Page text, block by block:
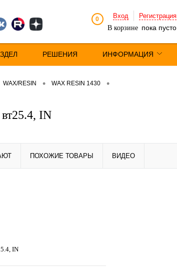
0 Вход
Регистрация
В корзине пока пусто
РЕШЕНИЯ ИНФОРМАЦИЯ
WAX/RESIN • WAX RESIN 1430 •
IN
ПОХОЖИЕ ТОВАРЫ ВИДЕО
IN